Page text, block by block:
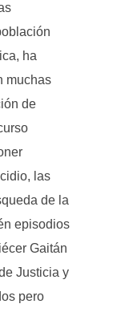
ha
muchas
de
las
de la
episodios
Gaitán
Justicia y
pero